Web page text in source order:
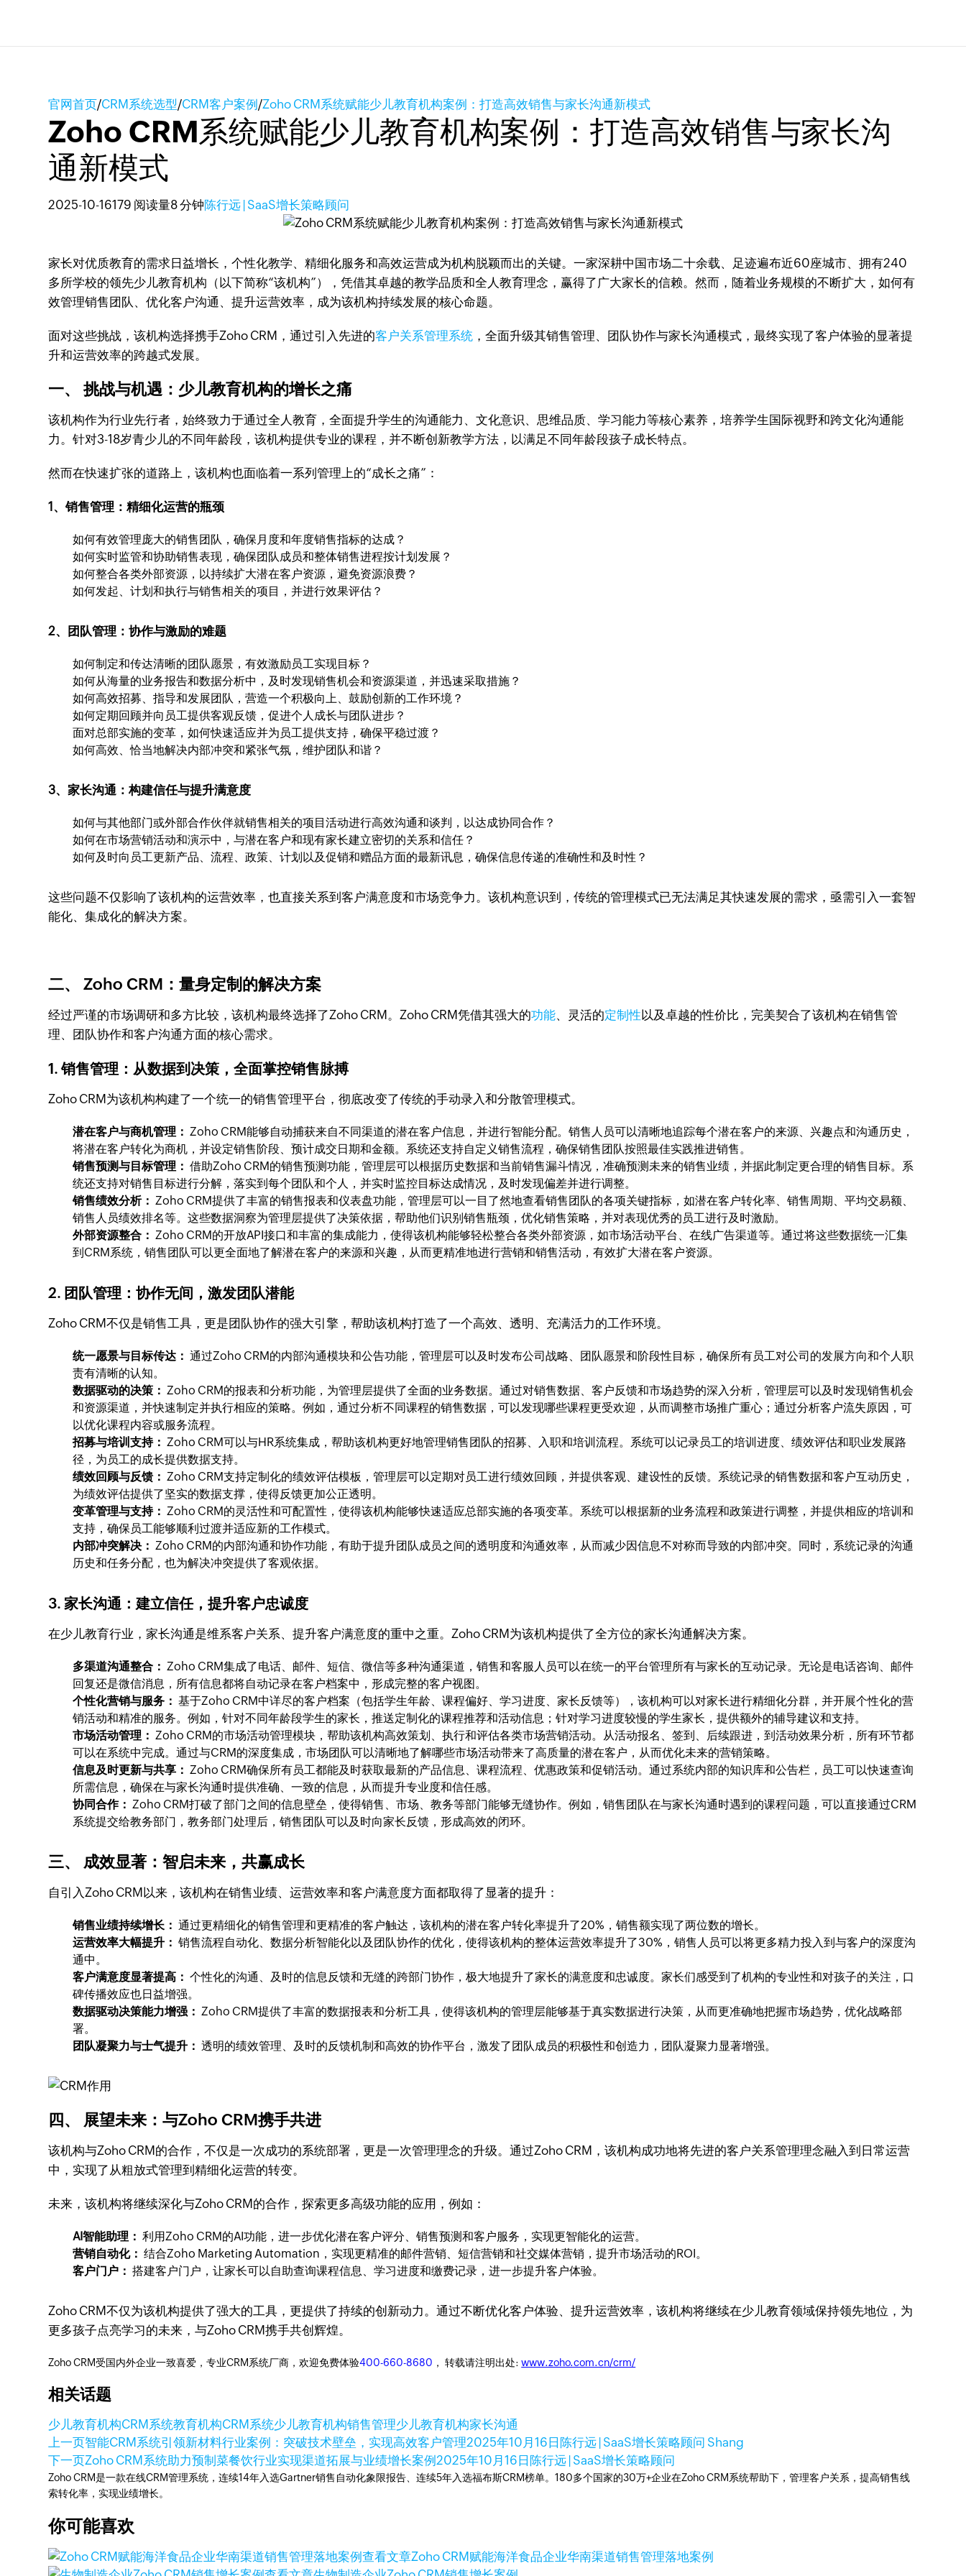
官网首页/CRM系统选型/CRM客户案例/Zoho CRM系统赋能少儿教育机构案例：打造高效销售与家长沟通新模式
Zoho CRM系统赋能少儿教育机构案例：打造高效销售与家长沟
通新模式
2025-10-16179 阅读量8 分钟陈行远 | SaaS增长策略顾问
家长对优质教育的需求日益增长，个性化教学、精细化服务和高效运营成为机构脱颖而出的关键。一家深耕中国市场二十余载、足迹遍布近60座城市、拥有240
多所学校的领先少儿教育机构（以下简称“该机构”），凭借其卓越的教学品质和全人教育理念，赢得了广大家长的信赖。然而，随着业务规模的不断扩大，如何有
效管理销售团队、优化客户沟通、提升运营效率，成为该机构持续发展的核心命题。
面对这些挑战，该机构选择携手Zoho CRM，通过引入先进的客户关系管理系统 ，全面升级其销售管理、团队协作与家长沟通模式，最终实现了客户体验的显著提
升和运营效率的跨越式发展。
一、 挑战与机遇：少儿教育机构的增长之痛
该机构作为行业先行者，始终致力于通过全人教育，全面提升学生的沟通能力、文化意识、思维品质、学习能力等核心素养，培养学生国际视野和跨文化沟通能
力。针对3-18岁青少儿的不同年龄段，该机构提供专业的课程，并不断创新教学方法，以满足不同年龄段孩子成长特点。
然而在快速扩张的道路上，该机构也面临着一系列管理上的“成长之痛”：
1、销售管理：精细化运营的瓶颈
如何有效管理庞大的销售团队，确保月度和年度销售指标的达成？
如何实时监管和协助销售表现，确保团队成员和整体销售进程按计划发展？
如何整合各类外部资源，以持续扩大潜在客户资源，避免资源浪费？
如何发起、计划和执行与销售相关的项目，并进行效果评估？
2、团队管理：协作与激励的难题
如何制定和传达清晰的团队愿景，有效激励员工实现目标？
如何从海量的业务报告和数据分析中，及时发现销售机会和资源渠道，并迅速采取措施？
如何高效招募、指导和发展团队，营造一个积极向上、鼓励创新的工作环境？
如何定期回顾并向员工提供客观反馈，促进个人成长与团队进步？
面对总部实施的变革，如何快速适应并为员工提供支持，确保平稳过渡？
如何高效、恰当地解决内部冲突和紧张气氛，维护团队和谐？
3、家长沟通：构建信任与提升满意度
如何与其他部门或外部合作伙伴就销售相关的项目活动进行高效沟通和谈判，以达成协同合作？
如何在市场营销活动和演示中，与潜在客户和现有家长建立密切的关系和信任？
如何及时向员工更新产品、流程、政策、计划以及促销和赠品方面的最新讯息，确保信息传递的准确性和及时性？
这些问题不仅影响了该机构的运营效率，也直接关系到客户满意度和市场竞争力。该机构意识到，传统的管理模式已无法满足其快速发展的需求，亟需引入一套智
能化、集成化的解决方案。
二、 Zoho CRM：量身定制的解决方案
经过严谨的市场调研和多方比较，该机构最终选择了Zoho CRM。Zoho CRM凭借其强大的功能、灵活的定制性以及卓越的性价比，完美契合了该机构在销售管
理、团队协作和客户沟通方面的核心需求。
1. 销售管理：从数据到决策，全面掌控销售脉搏
Zoho CRM为该机构构建了一个统一的销售管理平台，彻底改变了传统的手动录入和分散管理模式。
潜在客户与商机管理： Zoho CRM能够自动捕获来自不同渠道的潜在客户信息，并进行智能分配。销售人员可以清晰地追踪每个潜在客户的来源、兴趣点和沟通历史，
将潜在客户转化为商机，并设定销售阶段、预计成交日期和金额。系统还支持自定义销售流程，确保销售团队按照最佳实践推进销售。
销售预测与目标管理： 借助Zoho CRM的销售预测功能，管理层可以根据历史数据和当前销售漏斗情况，准确预测未来的销售业绩，并据此制定更合理的销售目标。系
统还支持对销售目标进行分解，落实到每个团队和个人，并实时监控目标达成情况，及时发现偏差并进行调整。
销售绩效分析： Zoho CRM提供了丰富的销售报表和仪表盘功能，管理层可以一目了然地查看销售团队的各项关键指标，如潜在客户转化率、销售周期、平均交易额、
销售人员绩效排名等。这些数据洞察为管理层提供了决策依据，帮助他们识别销售瓶颈，优化销售策略，并对表现优秀的员工进行及时激励。
外部资源整合： Zoho CRM的开放API接口和丰富的集成能力，使得该机构能够轻松整合各类外部资源，如市场活动平台、在线广告渠道等。通过将这些数据统一汇集
到CRM系统，销售团队可以更全面地了解潜在客户的来源和兴趣，从而更精准地进行营销和销售活动，有效扩大潜在客户资源。
2. 团队管理：协作无间，激发团队潜能
Zoho CRM不仅是销售工具，更是团队协作的强大引擎，帮助该机构打造了一个高效、透明、充满活力的工作环境。
统一愿景与目标传达： 通过Zoho CRM的内部沟通模块和公告功能，管理层可以及时发布公司战略、团队愿景和阶段性目标，确保所有员工对公司的发展方向和个人职
责有清晰的认知。
数据驱动的决策： Zoho CRM的报表和分析功能，为管理层提供了全面的业务数据。通过对销售数据、客户反馈和市场趋势的深入分析，管理层可以及时发现销售机会
和资源渠道，并快速制定并执行相应的策略。例如，通过分析不同课程的销售数据，可以发现哪些课程更受欢迎，从而调整市场推广重心；通过分析客户流失原因，可
以优化课程内容或服务流程。
招募与培训支持： Zoho CRM可以与HR系统集成，帮助该机构更好地管理销售团队的招募、入职和培训流程。系统可以记录员工的培训进度、绩效评估和职业发展路
径，为员工的成长提供数据支持。
绩效回顾与反馈： Zoho CRM支持定制化的绩效评估模板，管理层可以定期对员工进行绩效回顾，并提供客观、建设性的反馈。系统记录的销售数据和客户互动历史，
为绩效评估提供了坚实的数据支撑，使得反馈更加公正透明。
变革管理与支持： Zoho CRM的灵活性和可配置性，使得该机构能够快速适应总部实施的各项变革。系统可以根据新的业务流程和政策进行调整，并提供相应的培训和
支持，确保员工能够顺利过渡并适应新的工作模式。
内部冲突解决： Zoho CRM的内部沟通和协作功能，有助于提升团队成员之间的透明度和沟通效率，从而减少因信息不对称而导致的内部冲突。同时，系统记录的沟通
历史和任务分配，也为解决冲突提供了客观依据。
3. 家长沟通：建立信任，提升客户忠诚度
在少儿教育行业，家长沟通是维系客户关系、提升客户满意度的重中之重。Zoho CRM为该机构提供了全方位的家长沟通解决方案。
多渠道沟通整合： Zoho CRM集成了电话、邮件、短信、微信等多种沟通渠道，销售和客服人员可以在统一的平台管理所有与家长的互动记录。无论是电话咨询、邮件
回复还是微信消息，所有信息都将自动记录在客户档案中，形成完整的客户视图。
个性化营销与服务： 基于Zoho CRM中详尽的客户档案（包括学生年龄、课程偏好、学习进度、家长反馈等），该机构可以对家长进行精细化分群，并开展个性化的营
销活动和精准的服务。例如，针对不同年龄段学生的家长，推送定制化的课程推荐和活动信息；针对学习进度较慢的学生家长，提供额外的辅导建议和支持。
市场活动管理： Zoho CRM的市场活动管理模块，帮助该机构高效策划、执行和评估各类市场营销活动。从活动报名、签到、后续跟进，到活动效果分析，所有环节都
可以在系统中完成。通过与CRM的深度集成，市场团队可以清晰地了解哪些市场活动带来了高质量的潜在客户，从而优化未来的营销策略。
信息及时更新与共享： Zoho CRM确保所有员工都能及时获取最新的产品信息、课程流程、优惠政策和促销活动。通过系统内部的知识库和公告栏，员工可以快速查询
所需信息，确保在与家长沟通时提供准确、一致的信息，从而提升专业度和信任感。
协同合作： Zoho CRM打破了部门之间的信息壁垒，使得销售、市场、教务等部门能够无缝协作。例如，销售团队在与家长沟通时遇到的课程问题，可以直接通过CRM
系统提交给教务部门，教务部门处理后，销售团队可以及时向家长反馈，形成高效的闭环。
三、 成效显著：智启未来，共赢成长
自引入Zoho CRM以来，该机构在销售业绩、运营效率和客户满意度方面都取得了显著的提升：
销售业绩持续增长： 通过更精细化的销售管理和更精准的客户触达，该机构的潜在客户转化率提升了20%，销售额实现了两位数的增长。
运营效率大幅提升： 销售流程自动化、数据分析智能化以及团队协作的优化，使得该机构的整体运营效率提升了30%，销售人员可以将更多精力投入到与客户的深度沟
通中。
客户满意度显著提高： 个性化的沟通、及时的信息反馈和无缝的跨部门协作，极大地提升了家长的满意度和忠诚度。家长们感受到了机构的专业性和对孩子的关注，口
碑传播效应也日益增强。
数据驱动决策能力增强： Zoho CRM提供了丰富的数据报表和分析工具，使得该机构的管理层能够基于真实数据进行决策，从而更准确地把握市场趋势，优化战略部
署。
团队凝聚力与士气提升： 透明的绩效管理、及时的反馈机制和高效的协作平台，激发了团队成员的积极性和创造力，团队凝聚力显著增强。
四、 展望未来：与Zoho CRM携手共进
该机构与Zoho CRM的合作，不仅是一次成功的系统部署，更是一次管理理念的升级。通过Zoho CRM，该机构成功地将先进的客户关系管理理念融入到日常运营
中，实现了从粗放式管理到精细化运营的转变。
未来，该机构将继续深化与Zoho CRM的合作，探索更多高级功能的应用，例如：
AI智能助理： 利用Zoho CRM的AI功能，进一步优化潜在客户评分、销售预测和客户服务，实现更智能化的运营。
营销自动化： 结合Zoho Marketing Automation，实现更精准的邮件营销、短信营销和社交媒体营销，提升市场活动的ROI。
客户门户： 搭建客户门户，让家长可以自助查询课程信息、学习进度和缴费记录，进一步提升客户体验。
Zoho CRM不仅为该机构提供了强大的工具，更提供了持续的创新动力。通过不断优化客户体验、提升运营效率，该机构将继续在少儿教育领域保持领先地位，为
更多孩子点亮学习的未来，与Zoho CRM携手共创辉煌。
Zoho CRM受国内外企业一致喜爱，专业CRM系统厂商，欢迎免费体验400-660-8680 ， 转载请注明出处:www.zoho.com.cn/crm/
相关话题
少儿教育机构CRM系统教育机构CRM系统少儿教育机构销售管理少儿教育机构家长沟通
上一页智能CRM系统引领新材料行业案例：突破技术壁垒，实现高效客户管理2025年10月16日 陈行远 | SaaS增长策略顾问 Shang
下一页Zoho CRM系统助力预制菜餐饮行业实现渠道拓展与业绩增长案例2025年10月16日 陈行远 | SaaS增长策略顾问
Zoho CRM是一款在线CRM管理系统，连续14年入选Gartner销售自动化象限报告、连续5年入选福布斯CRM榜单。180多个国家的30万+企业在Zoho CRM系统帮助下，管理客户关系，提高销售线
索转化率，实现业绩增长。
你可能喜欢
查看文章Zoho CRM赋能海洋食品企业华南渠道销售管理落地案例